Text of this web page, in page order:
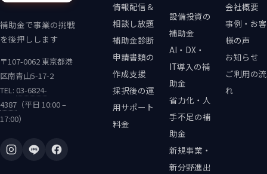
補助金で事業の挑戦
を後押しします
〒107-0062 東京都港
区南青山5-17-2
TEL: 03-6824-
4387 （平日 10:00 –
17:00）
情報配信＆
相談し放題
補助金診断
申請書類の
作成支援
採択後の運
用サポート
料金
設備投資の
補助金
AI・DX・
IT導入の補
助金
省力化・人
手不足の補
助金
新規事業・
新分野進出
会社概要
事例・お客
様の声
お知らせ
ご利用の流
れ